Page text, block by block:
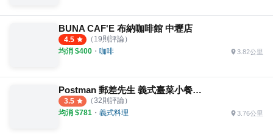
BUNA CAF'E 布納咖啡館 中壢店
4.5 （ 19則評論）
均消 $400 ・ 咖啡 3.82公里
Postman 郵差先生 義式臺菜小餐館 義式餐酒館
3.5 （32則評論）
均消 $781 ・ 義式料理 3.76公里